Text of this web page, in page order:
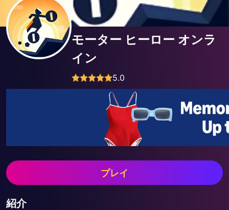
モーター ヒーロー オンラ
イン
5.0
プレイ
紹介